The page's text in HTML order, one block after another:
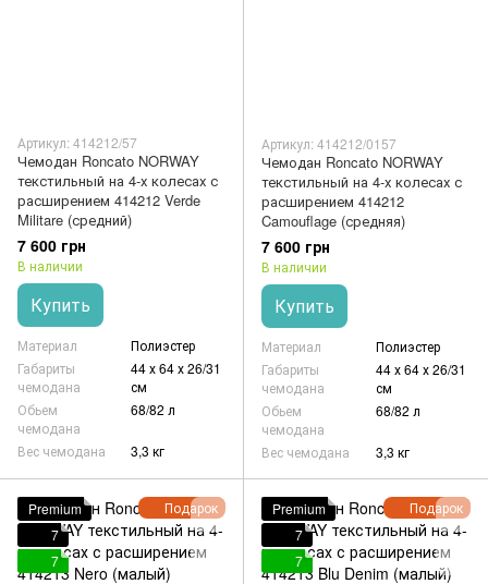
Артикул: 414212/57
Чемодан Roncato NORWAY
текстильный на 4-х колесах с
расширением 414212 Verde
Militare (средний)
7 600 грн
В наличии
Купить
Материал
Полиэстер
Габариты
чемодана
44 х 64 х 26/31
см
Обьем
чемодана
68/82 л
Вес чемодана 3,3 кг
Артикул: 414212/0157
Чемодан Roncato NORWAY
текстильный на 4-х колесах с
расширением 414212
Camouflage (средняя)
7 600 грн
В наличии
Купить
Материал
Полиэстер
Габариты
чемодана
44 х 64 х 26/31
см
Обьем
чемодана
68/82 л
Вес чемодана 3,3 кг
Подарок
Premium
7
7
Подарок
Premium
7
7